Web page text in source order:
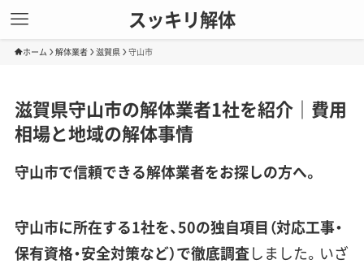
スッキリ解体
ホーム 解体業者 滋賀県 守山市
滋賀県守山市の解体業者1社を紹介｜費用
相場と地域の解体事情
守山市で信頼できる解体業者をお探しの方へ。
守山市に所在する1社を、50の独自項目（対応工事・
保有資格・安全対策など）で徹底調査しました。いざ